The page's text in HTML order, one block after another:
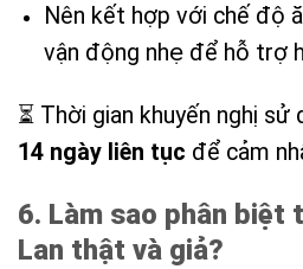
Nên kết hợp với chế độ
vận động nhẹ để hỗ trợ
⏳ Thời gian khuyến nghị
14 ngày liên tục để cảm
6. Làm sao phân biệt
Lan thật và giả?